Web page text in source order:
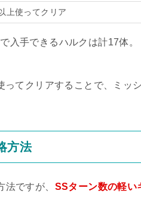
上使ってクリア
入手できるハルクは計17体。
てクリアすることで、ミッ
方法
ですが、 SSターン数の軽い